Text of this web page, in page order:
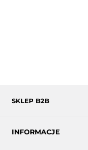
SKLEP B2B
INFORMACJE